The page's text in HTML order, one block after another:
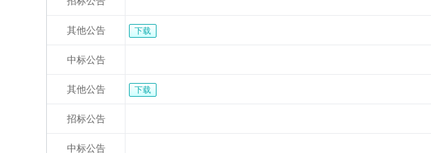
其他公告 下载
中标公告
其他公告 下载
招标公告
中标公告